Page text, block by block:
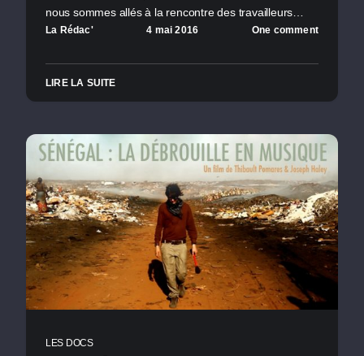
nous sommes allés à la rencontre des travailleurs…
La Rédac' 4 mai 2016 One comment
LIRE LA SUITE
LES DOCS